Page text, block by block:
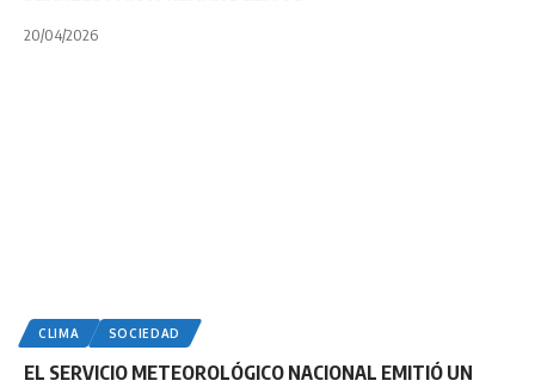
20/04/2026
CLIMA SOCIEDAD
EL SERVICIO METEOROLÓGICO NACIONAL EMITIÓ UN